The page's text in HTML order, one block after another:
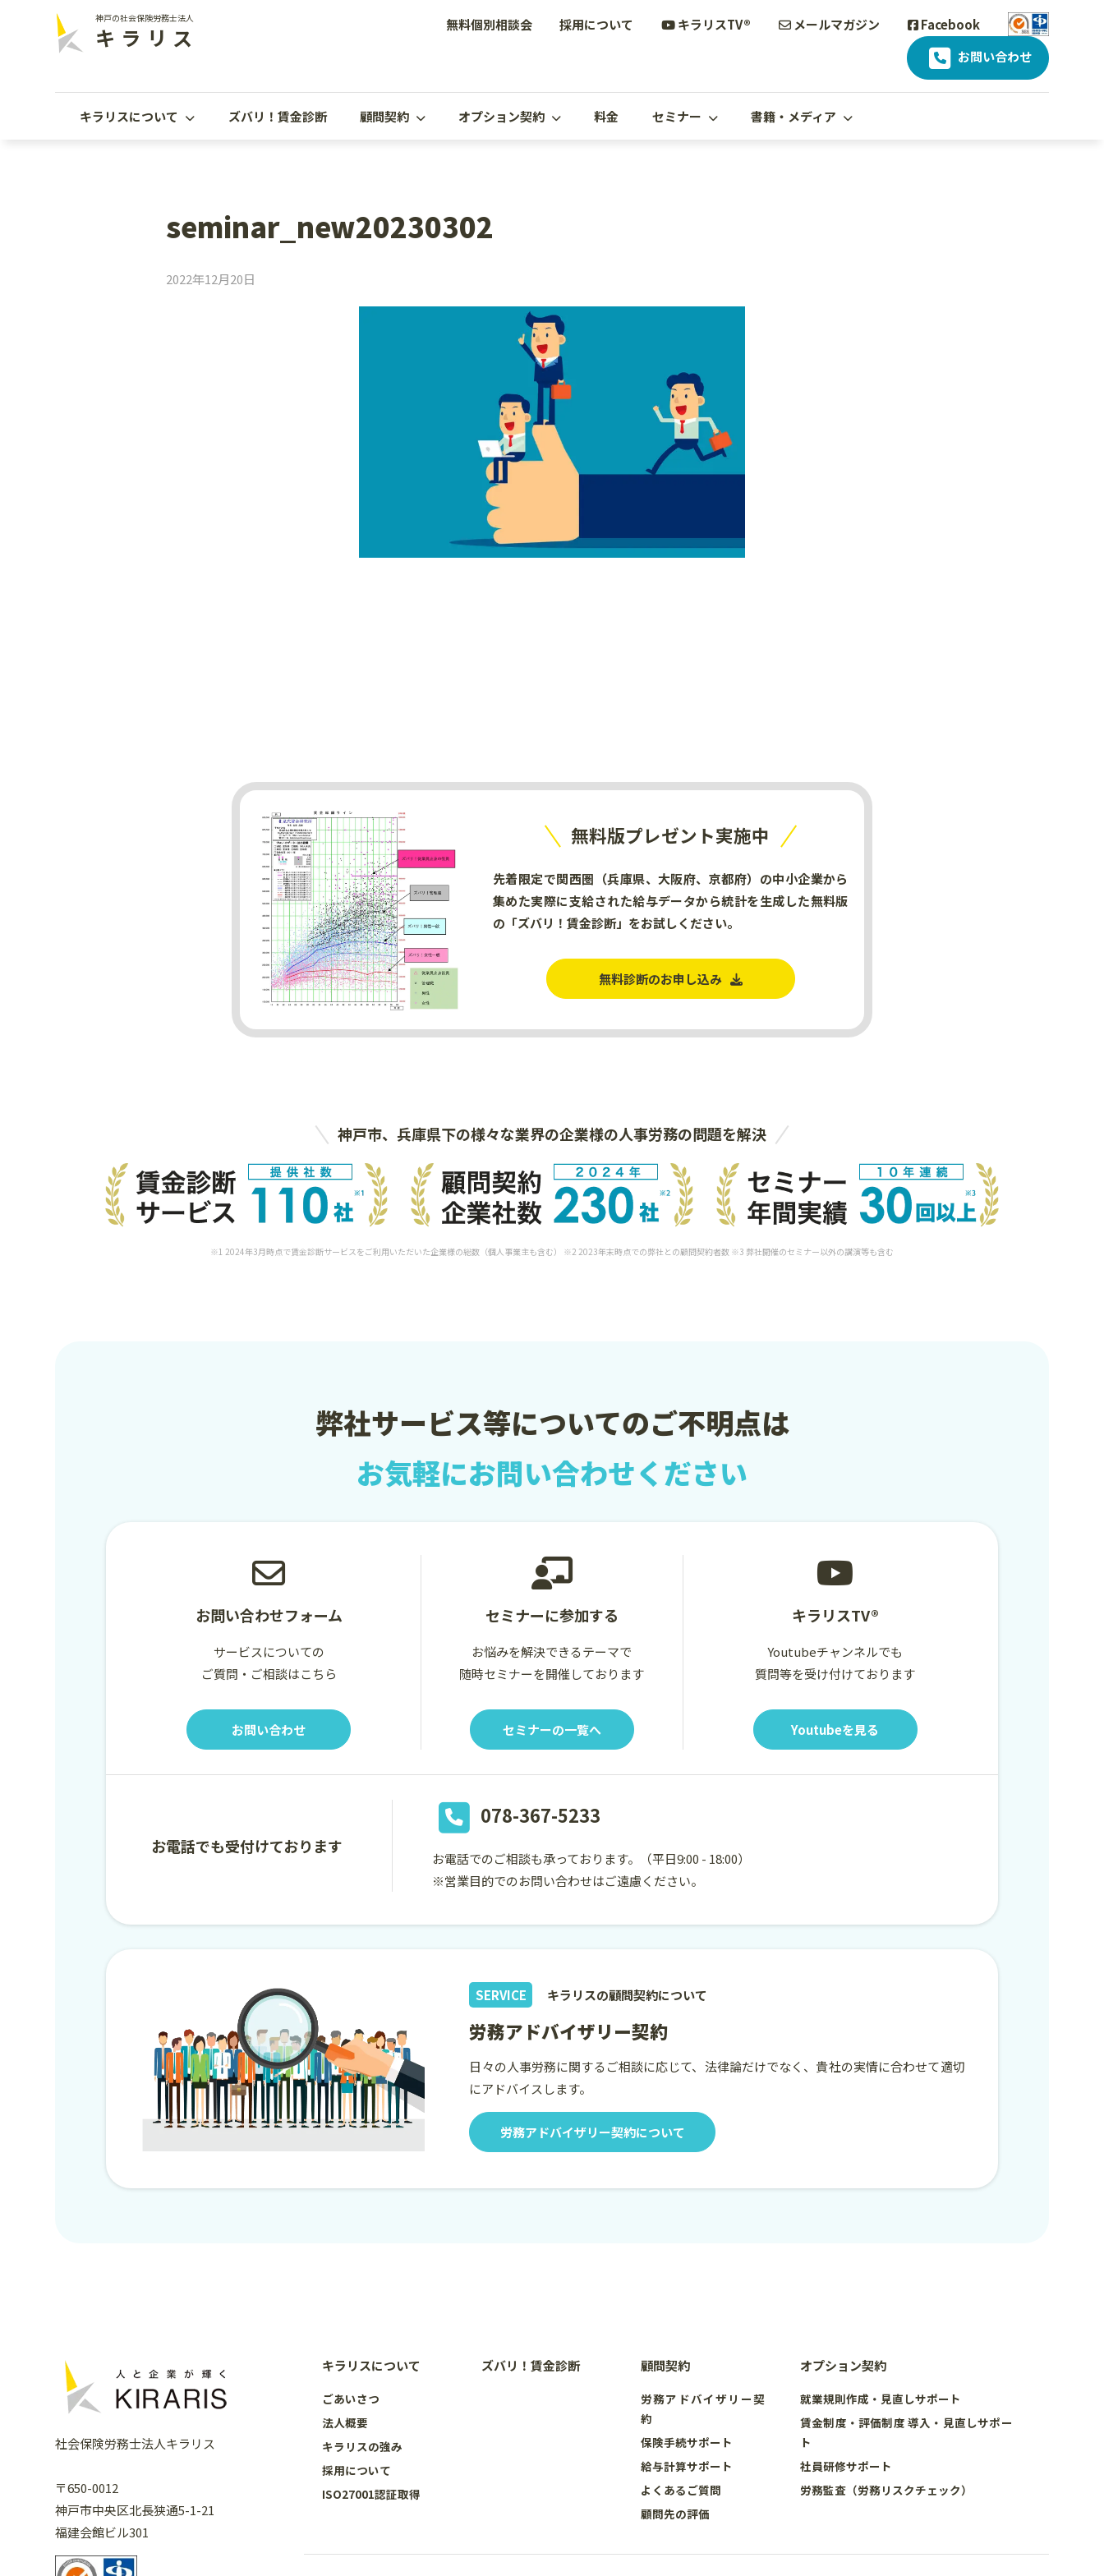
神戸の社会保険労務士法人
キラリス 無料個別相談会 採用について キラリスTV® メールマガジン
Facebook
お問い合わせ
キラリスについて ズバリ！賃金診断 顧問契約 オプション契約 料金 セミナー 書籍・メディア
seminar_new20230302
2022年12月20日
無料版プレゼント実施中
先着限定で関西圏（兵庫県、大阪府、京都府）の中小企業から
集めた実際に支給された給与データから統計を生成した無料版
の「ズバリ！賃金診断」をお試しください。
無料診断のお申し込み
神戸市、兵庫県下の様々な業界の企業様の人事労務の問題を解決
※1 2024年3月時点で賃金診断サービスをご利用いただいた企業様の総数（個人事業主も含む） ※2 2023年末時点での弊社との顧問契約者数 ※3 弊社開催のセミナー以外の講演等も含む
弊社サービス等についてのご不明点は
お気軽にお問い合わせください
お問い合わせフォーム
サービスについての
ご質問・ご相談はこちら
お問い合わせ
セミナーに参加する
お悩みを解決できるテーマで
随時セミナーを開催しております
セミナーの一覧へ
キラリスTV®
Youtubeチャンネルでも
質問等を受け付けております
Youtubeを見る
お電話でも受付けております
078-367-5233
お電話でのご相談も承っております。
（平日9:00 - 18:00）
※営業目的でのお問い合わせはご遠慮ください。
SERVICE キラリスの顧問契約について
労務アドバイザリー契約
日々の人事労務に関するご相談に応じて、法律論だけでなく、貴社の実情に合わせて適切
にアドバイスします。
労務アドバイザリー契約について
社会保険労務士法人キラリス
〒650-0012
神戸市中央区北長狭通5-1-21
福建会館ビル301
キラリスについて
ごあいさつ
法人概要
キラリスの強み
採用について
ISO27001認証取得
ズバリ！賃金診断 顧問契約
労務アドバイザリー契
約
保険手続サポート
給与計算サポート
よくあるご質問
顧問先の評価
オプション契約
就業規則作成・見直しサポート
賃金制度・評価制度 導入・見直しサポー
ト
社員研修サポート
労務監査（労務リスクチェック）